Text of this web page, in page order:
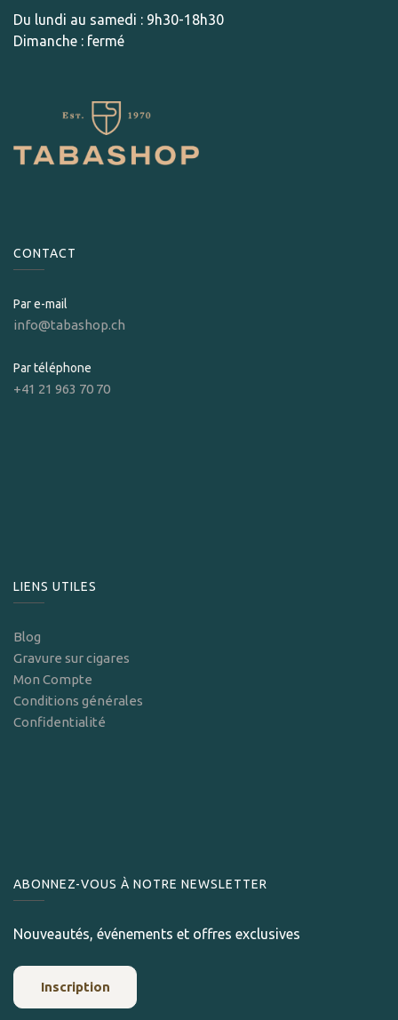
Du lundi au samedi : 9h30-18h30
Dimanche : fermé
CONTACT
Par e-mail
info@tabashop.ch
Par téléphone
+41 21 963 70 70
LIENS UTILES
Blog
Gravure sur cigares
Mon Compte
Conditions générales
Confidentialité
ABONNEZ-VOUS À NOTRE NEWSLETTER
Nouveautés, événements et offres exclusives
Inscription